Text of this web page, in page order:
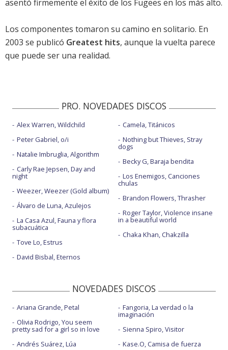
asentó firmemente el éxito de los Fugees en los más alto.
Los componentes tomaron su camino en solitario. En
2003 se publicó Greatest hits, aunque la vuelta parece
que puede ser una realidad.
PRO. NOVEDADES DISCOS
Alex Warren, Wildchild
Peter Gabriel, o/i
Natalie Imbruglia, Algorithm
Carly Rae Jepsen, Day and
night
Weezer, Weezer (Gold album)
Álvaro de Luna, Azulejos
La Casa Azul, Fauna y flora
subacuática
Tove Lo, Estrus
David Bisbal, Eternos
Camela, Titánicos
Nothing but Thieves, Stray
dogs
Becky G, Baraja bendita
Los Enemigos, Canciones
chulas
Brandon Flowers, Thrasher
Roger Taylor, Violence insane
in a beautiful world
Chaka Khan, Chakzilla
NOVEDADES DISCOS
Ariana Grande, Petal
Olivia Rodrigo, You seem
pretty sad for a girl so in love
Andrés Suárez, Lúa
Fangoria, La verdad o la
imaginación
Sienna Spiro, Visitor
Kase.O, Camisa de fuerza